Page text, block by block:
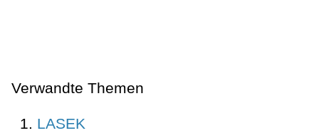
Verwandte Themen
LASEK